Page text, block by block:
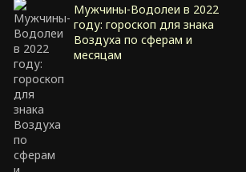
Мужчины-Водолеи в 2022
году: гороскоп для знака
Воздуха по сферам и
месяцам